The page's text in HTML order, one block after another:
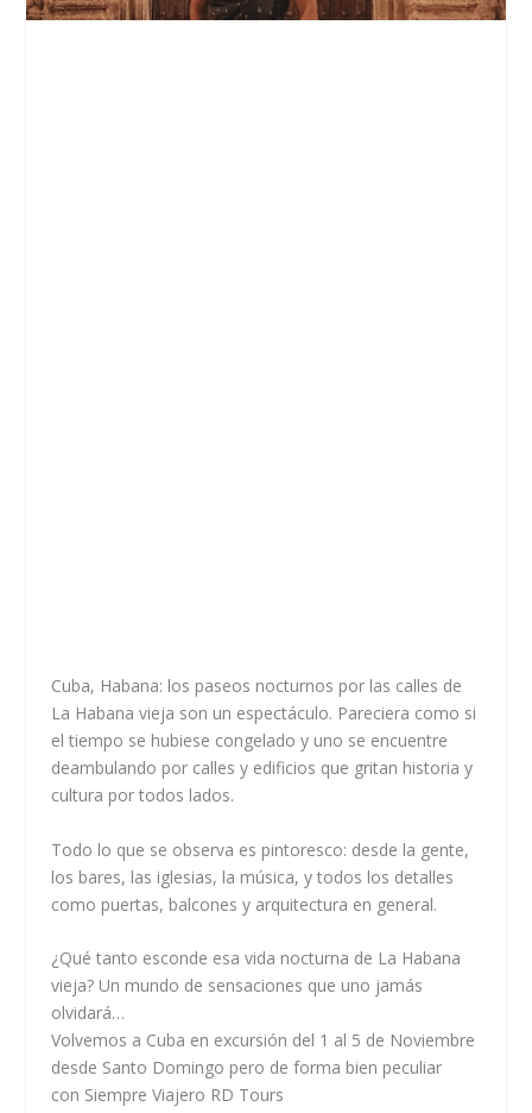
Cuba, Habana: los paseos nocturnos por las calles de
La Habana vieja son un espectáculo. Pareciera como si
el tiempo se hubiese congelado y uno se encuentre
deambulando por calles y edificios que gritan historia y
cultura por todos lados.
Todo lo que se observa es pintoresco: desde la gente,
los bares, las iglesias, la música, y todos los detalles
como puertas, balcones y arquitectura en general.
¿Qué tanto esconde esa vida nocturna de La Habana
vieja? Un mundo de sensaciones que uno jamás
olvidará…
Volvemos a Cuba en excursión del 1 al 5 de Noviembre
desde Santo Domingo pero de forma bien peculiar
con Siempre Viajero RD Tours